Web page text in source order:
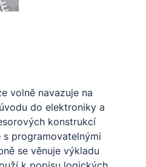
volně navazuje na
do elektroniky a
konstrukcí
programovatelnými
se věnuje výkladu